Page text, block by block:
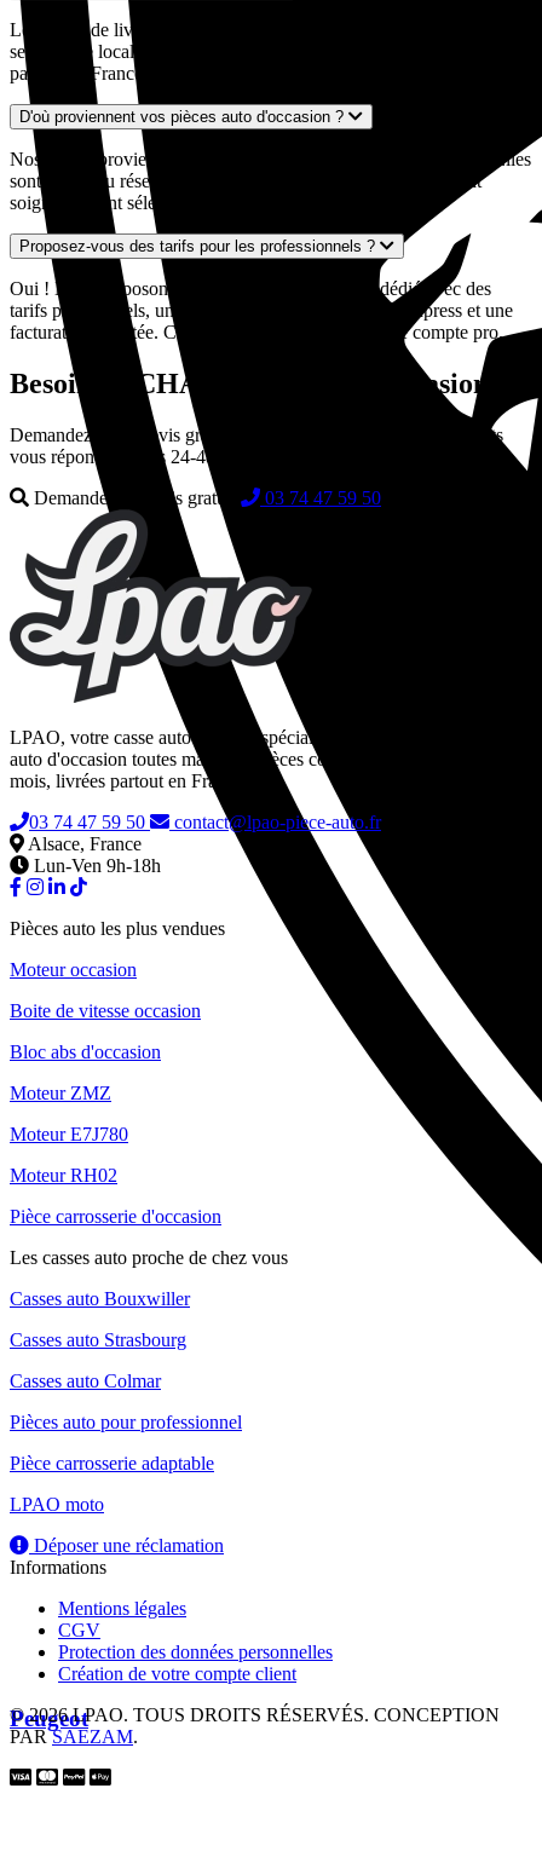
Peugeot
Les délais de livraison varient généralement entre 2 et 5 jours ouvrés
selon votre localisation et la disponibilité de la pièce. Nous livrons
partout en France métropolitaine, y compris en Corse.
D'où proviennent vos pièces auto d'occasion ?
Nos pièces proviennent exclusivement de véhicules européens. Elles
sont issues du réseau de casses automobiles partenaires et sont
soigneusement sélectionnées pour leur qualité et leur état.
Proposez-vous des tarifs pour les professionnels ?
Oui ! Nous disposons d'un espace professionnel dédié avec des
tarifs préférentiels, un interlocuteur dédié, des devis express et une
facturation adaptée. Contactez-nous pour créer votre compte pro.
Besoin de CHARGEUR CD d'occasion ?
Demandez votre devis gratuit en quelques secondes. Nos experts
vous répondent sous 24-48h.
Demander un devis gratuit
03 74 47 59 50
LPAO, votre casse auto en ligne spécialisée dans la vente de pièces
auto d'occasion toutes marques. Pièces contrôlées, garanties 24
mois, livrées partout en France.
03 74 47 59 50
contact@lpao-piece-auto.fr
Alsace, France
Lun-Ven 9h-18h
Pièces auto les plus vendues
Moteur occasion
Boite de vitesse occasion
Bloc abs d'occasion
Moteur ZMZ
Moteur E7J780
Moteur RH02
Pièce carrosserie d'occasion
Les casses auto proche de chez vous
Casses auto Bouxwiller
Casses auto Strasbourg
Casses auto Colmar
Pièces auto pour professionnel
Pièce carrosserie adaptable
LPAO moto
Déposer une réclamation
Informations
Mentions légales
CGV
Protection des données personnelles
Création de votre compte client
© 2026 LPAO. TOUS DROITS RÉSERVÉS. CONCEPTION
PARSAEZAM.